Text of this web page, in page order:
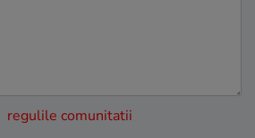
regulile comunitatii